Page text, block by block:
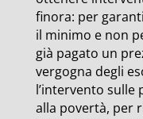
finora: per
il minimo e non
già pagato un
vergogna degli
l’intervento sulle
alla povertà, per